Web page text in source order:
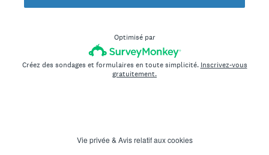
Optimisé par
Créez des sondages et formulaires en toute simplicité. Inscrivez-vous
gratuitement.
Vie privée & Avis relatif aux cookies